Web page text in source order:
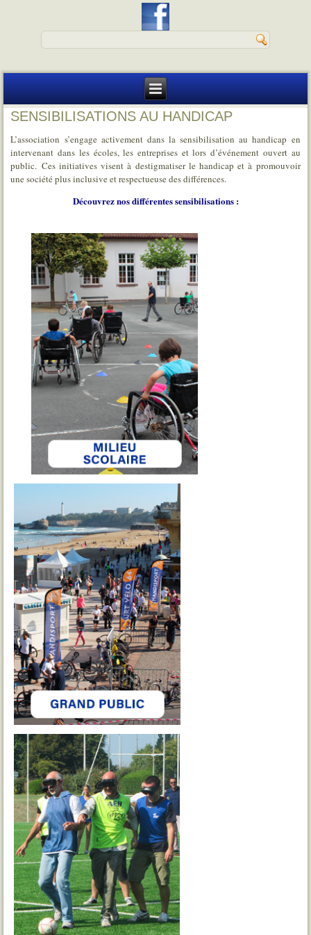
SENSIBILISATIONS AU HANDICAP
L’association s’engage activement dans la sensibilisation au handicap en
intervenant dans les écoles, les entreprises et lors d’événement ouvert au
public. Ces initiatives visent à destigmatiser le handicap et à promouvoir
une société plus inclusive et respectueuse des différences.
Découvrez nos différentes sensibilisations :